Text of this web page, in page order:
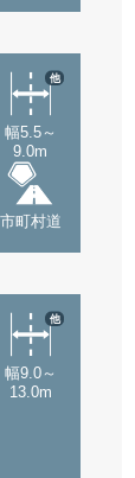
幅5.5～
9.0m
他
市町村道
幅9.0～
13.0m
他